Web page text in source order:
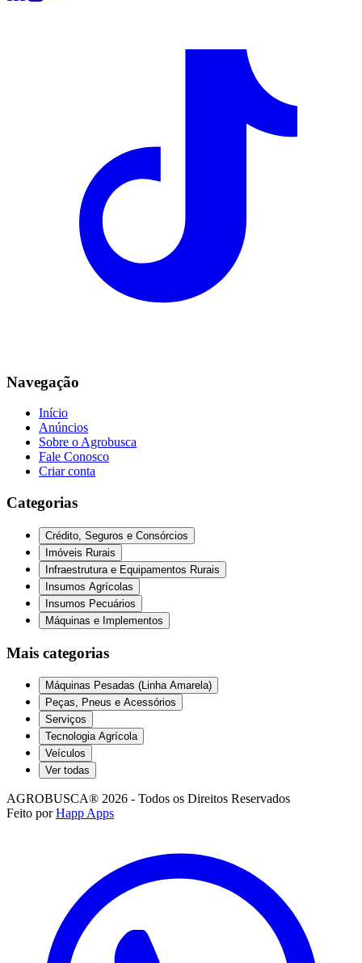
Navegação
Início
Anúncios
Sobre o Agrobusca
Fale Conosco
Criar conta
Categorias
Crédito, Seguros e Consórcios
Imóveis Rurais
Infraestrutura e Equipamentos Rurais
Insumos Agrícolas
Insumos Pecuários
Máquinas e Implementos
Mais categorias
Máquinas Pesadas (Linha Amarela)
Peças, Pneus e Acessórios
Serviços
Tecnologia Agrícola
Veículos
Ver todas
AGROBUSCA® 2026 - Todos os Direitos Reservados
Feito por Happ Apps